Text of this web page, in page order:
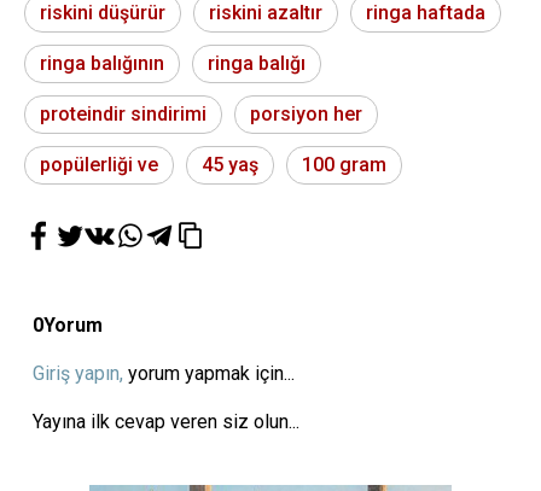
riskini düşürür riskini azaltır ringa haftada
ringa balığının ringa balığı
proteindir sindirimi porsiyon her
popülerliği ve 45 yaş 100 gram
0Yorum
Giriş yapın, yorum yapmak için...
Yayına ilk cevap veren siz olun...